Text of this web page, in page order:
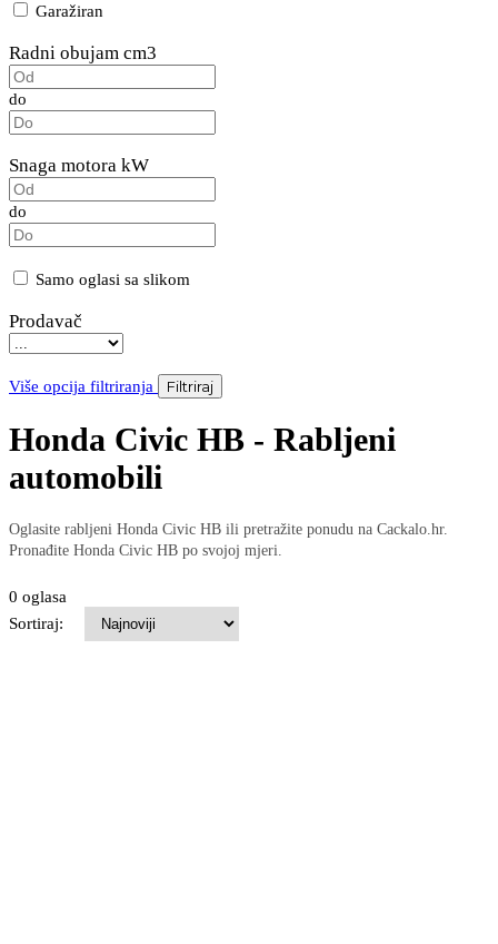
Garažiran
Radni obujam cm3
do
Snaga motora kW
do
Samo oglasi sa slikom
Prodavač
Više opcija filtriranja Filtriraj
Honda Civic HB - Rabljeni
automobili
Oglasite rabljeni Honda Civic HB ili pretražite ponudu na Cackalo.hr.
Pronađite Honda Civic HB po svojoj mjeri.
0 oglasa
Sortiraj: